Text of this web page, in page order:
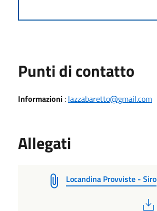
Punti di contatto
Informazioni : lazzabaretto@gmail.com
Allegati
Locandina Provviste - Siro